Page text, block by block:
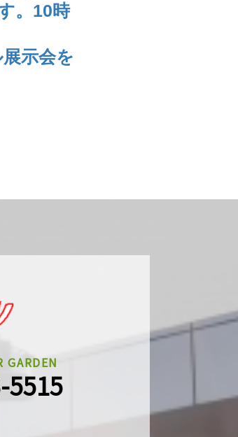
。10時
示会を
GARDEN
5515